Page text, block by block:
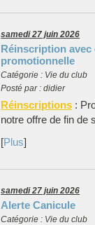
samedi 27 juin 2026
Réinscription avec
promotionnelle
Catégorie : Vie du club
Posté par : didier
Réinscriptions :
notre offre de fin de
[Plus]
samedi 27 juin 2026
Alerte Canicule
Catégorie : Vie du club